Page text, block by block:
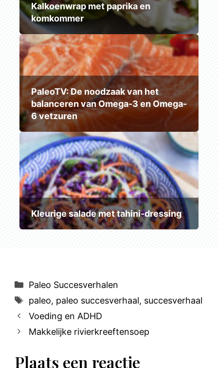
Kalkoenwrap met paprika en
komkommer
PaleoTV: De noodzaak van het
balanceren van Omega-3 en Omega-
6 vetzuren
Kleurige salade met tahini-dressing
Categorieën
Paleo Succesverhalen
Tags
paleo, paleo succesverhaal, succesverhaal
Voeding en ADHD
Makkelijke rivierkreeftensoep
Plaats een reactie